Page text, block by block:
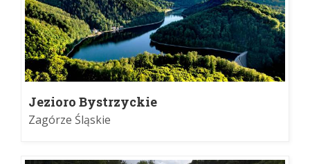
Jezioro Bystrzyckie
Zagórze Śląskie